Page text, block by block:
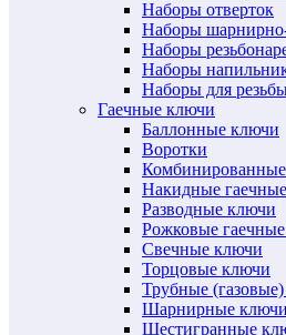
Наборы отверток
Наборы
Наборы
Наборы
Наборы для
Гаечные ключи
Баллонные ключи
Воротки
Накидные
Разводные ключи
Рожковые
Свечные ключи
Торцовые ключи
Трубные
Шарнирные ключи
Шестигранные